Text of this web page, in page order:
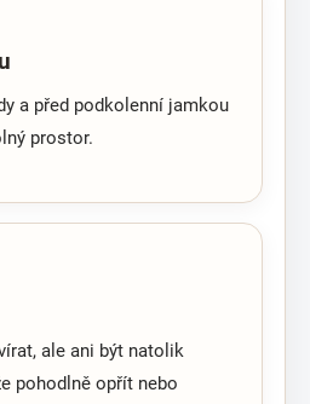
a před podkolenní jamkou
prostor.
ale ani být natolik
pohodlně opřít nebo